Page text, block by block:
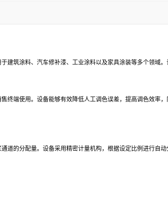
建筑涂料、汽车修补漆、工业涂料以及家具涂装等多个领域
终端使用。设备能够有效降低人工调色误差，提高调色效率
的分配量。设备采用精密计量机构，根据设定比例进行自